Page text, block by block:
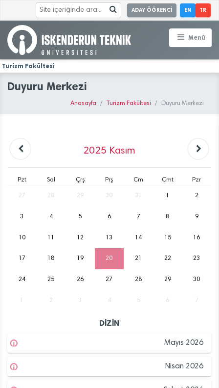
ADAY ÖĞRENCİ EN TR
Menü
Turizm Fakültesi
Duyuru Merkezi
Anasayfa Turizm Fakültesi Duyuru Merkezi
2025 Kasım
Pzt Sal Çrş Prş Cm Cmt Pzr
27 28 29 30 31 2
3 4 5 6 7 8 9
10 12 13 14 15 16
17 18 19 20 21 22 23
24 25 26 27 28 29 30
2 3 4 5 6 7
DİZİN
Mayıs 2026
Nisan 2026